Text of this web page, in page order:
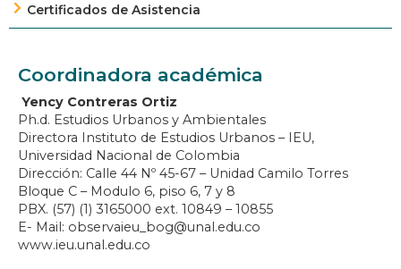
Certificados de Asistencia
Coordinadora académica
Yency Contreras Ortiz
Ph.d. Estudios Urbanos y Ambientales
Directora Instituto de Estudios Urbanos – IEU,
Universidad Nacional de Colombia
Dirección: Calle 44 Nº 45-67 – Unidad Camilo Torres
Bloque C – Modulo 6, piso 6, 7 y 8
PBX. (57) (1) 3165000 ext. 10849 – 10855
E- Mail: observaieu_bog@unal.edu.co
www.ieu.unal.edu.co